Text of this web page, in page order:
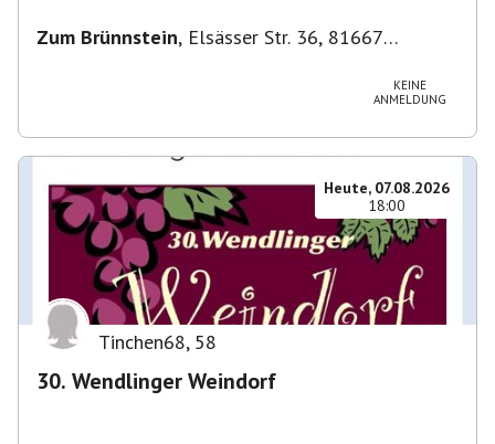
Zum Brünnstein, Elsässer Str. 36, 81667
KEINE
ANMELDUNG
Heute, 07.08.2026
18:00
Tinchen68, 58
30. Wendlinger Weindorf